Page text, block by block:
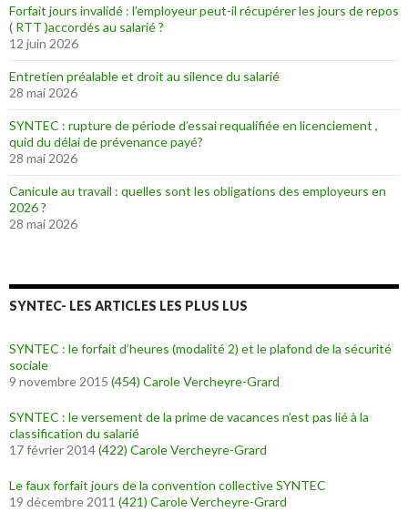
Forfait jours invalidé : l’employeur peut-il récupérer les jours de repos
( RTT )accordés au salarié ?
12 juin 2026
Entretien préalable et droit au silence du salarié
28 mai 2026
SYNTEC : rupture de période d’essai requalifiée en licenciement ,
quid du délai de prévenance payé?
28 mai 2026
Canicule au travail : quelles sont les obligations des employeurs en
2026 ?
28 mai 2026
SYNTEC- LES ARTICLES LES PLUS LUS
SYNTEC : le forfait d’heures (modalité 2) et le plafond de la sécurité
sociale
9 novembre 2015 (454) Carole Vercheyre-Grard
SYNTEC : le versement de la prime de vacances n’est pas lié à la
classification du salarié
17 février 2014(422) Carole Vercheyre-Grard
Le faux forfait jours de la convention collective SYNTEC
19 décembre 2011 (421) Carole Vercheyre-Grard